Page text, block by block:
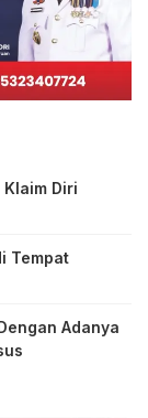
Diri
Tempat
Adanya